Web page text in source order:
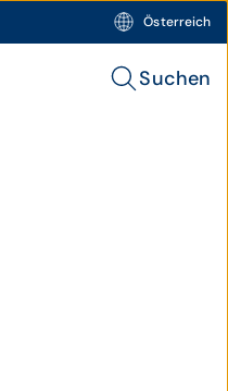
Österreich
Suchen